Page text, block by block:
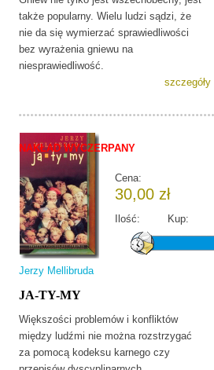
także popularny. Wielu ludzi sądzi, że
nie da się wymierzać sprawiedliwości
bez wyrażenia gniewu na
niesprawiedliwość.
szczegóły
Cena:
30,00 zł
Ilość: Kup:
Jerzy Mellibruda
JA-TY-MY
Większości problemów i konfliktów
między ludźmi nie można rozstrzygać
za pomocą kodeksu karnego czy
NAKŁAD WYCZERPANY